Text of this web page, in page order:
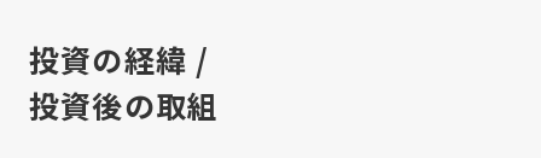
投資の経緯 /
投資後の取組